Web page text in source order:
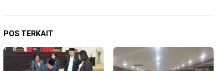
POS TERKAIT